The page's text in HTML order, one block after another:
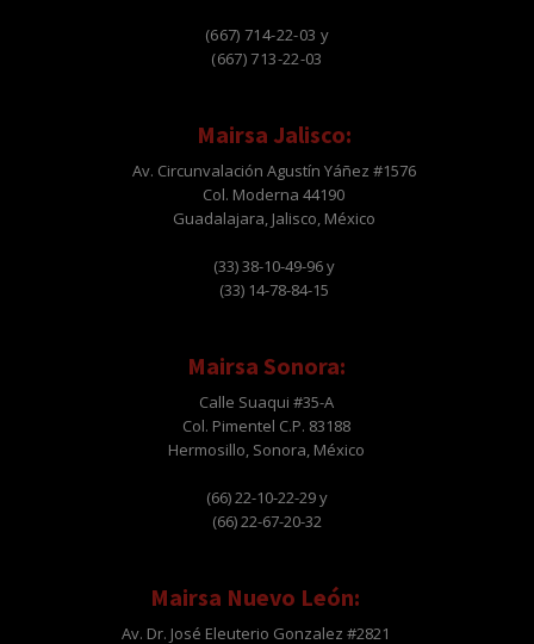
(667) 714-22-03 y
(667) 713-22-03
Mairsa Jalisco:
Av. Circunvalación Agustín Yáñez #1576
Col. Moderna 44190
Guadalajara, Jalisco, México
(33) 38-10-49-96 y
(33) 14-78-84-15
Mairsa Sonora:
Calle Suaqui #35-A
Col. Pimentel C.P. 83188
Hermosillo, Sonora, México
(66) 22-10-22-29 y
(66) 22-67-20-32
Mairsa Nuevo León:
Av. Dr. José Eleuterio Gonzalez #2821